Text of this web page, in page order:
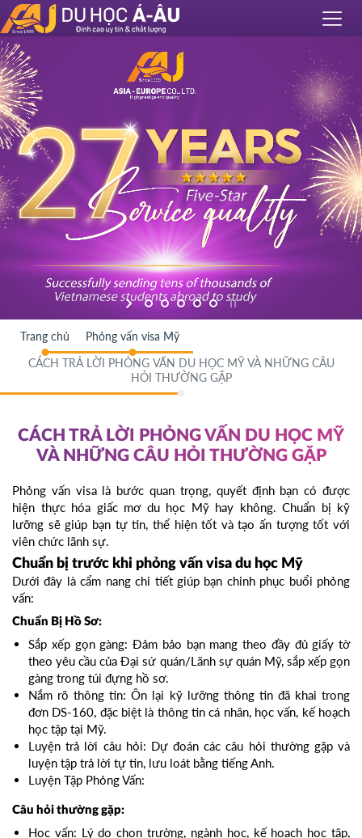
Trang chủ Phỏng vấn visa Mỹ
CÁCH TRẢ LỜI PHỎNG VẤN DU HỌC MỸ VÀ NHỮNG CÂU
HỎI THƯỜNG GẶP
CÁCH TRẢ LỜI PHỎNG VẤN DU HỌC MỸ
VÀ NHỮNG CÂU HỎI THƯỜNG GẶP
Phỏng vấn visa là bước quan trọng, quyết định bạn có được
hiện thực hóa giấc mơ du học Mỹ hay không. Chuẩn bị kỹ
lưỡng sẽ giúp bạn tự tin, thể hiện tốt và tạo ấn tượng tốt với
viên chức lãnh sự.
Chuẩn bị trước khi phỏng vấn visa du học Mỹ
Dưới đây là cẩm nang chi tiết giúp bạn chinh phục buổi phỏng
vấn:
Chuẩn Bị Hồ Sơ:
Sắp xếp gọn gàng: Đảm bảo bạn mang theo đầy đủ giấy tờ
theo yêu cầu của Đại sứ quán/Lãnh sự quán Mỹ, sắp xếp gọn
gàng trong túi đựng hồ sơ.
Nắm rõ thông tin: Ôn lại kỹ lưỡng thông tin đã khai trong
đơn DS-160, đặc biệt là thông tin cá nhân, học vấn, kế hoạch
học tập tại Mỹ.
Luyện trả lời câu hỏi: Dự đoán các câu hỏi thường gặp và
luyện tập trả lời tự tin, lưu loát bằng tiếng Anh.
Luyện Tập Phỏng Vấn:
Câu hỏi thường gặp:
Học vấn: Lý do chọn trường, ngành học, kế hoạch học tập,